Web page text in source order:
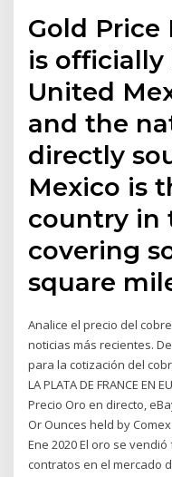
Gold Price
is
United
and the
directly
Mexico is
country in
covering
square
Analice el precio del
noticias más recientes.
para la cotización del
LA PLATA DE FRANCE
Precio Oro en directo,
Or Ounces held by
Ene 2020 El oro se
contratos en el mercado